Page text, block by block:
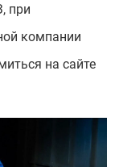
при
компании
на сайте